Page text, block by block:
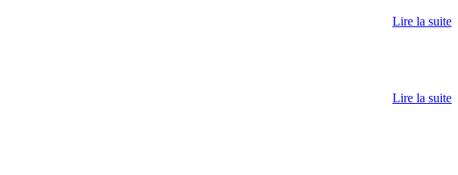
Lire la suite
Lire la suite